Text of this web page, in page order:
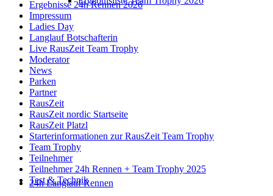
24h Langlauf Rennen
Ergebnisse 24h Rennen 2026
Impressum
Ladies Day
Langlauf Botschafterin
Live RausZeit Team Trophy
Moderator
News
Parken
Partner
RausZeit
RausZeit nordic Startseite
RausZeit Platzl
Starterinformationen zur RausZeit Team Trophy
Team Trophy
Teilnehmer
Teilnehmer 24h Rennen + Team Trophy 2025
Test & Technik